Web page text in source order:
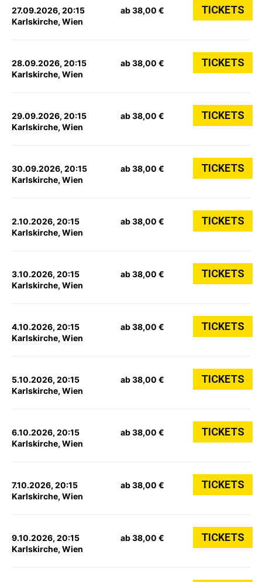
27.09.2026, 20:15
Karlskirche, Wien
ab 38,00 € TICKETS
28.09.2026, 20:15
Karlskirche, Wien
ab 38,00 € TICKETS
29.09.2026, 20:15
Karlskirche, Wien
ab 38,00 € TICKETS
30.09.2026, 20:15
Karlskirche, Wien
ab 38,00 € TICKETS
2.10.2026, 20:15
Karlskirche, Wien
ab 38,00 € TICKETS
3.10.2026, 20:15
Karlskirche, Wien
ab 38,00 € TICKETS
4.10.2026, 20:15
Karlskirche, Wien
ab 38,00 € TICKETS
5.10.2026, 20:15
Karlskirche, Wien
ab 38,00 € TICKETS
6.10.2026, 20:15
Karlskirche, Wien
ab 38,00 € TICKETS
7.10.2026, 20:15
Karlskirche, Wien
ab 38,00 € TICKETS
9.10.2026, 20:15
Karlskirche, Wien
ab 38,00 € TICKETS